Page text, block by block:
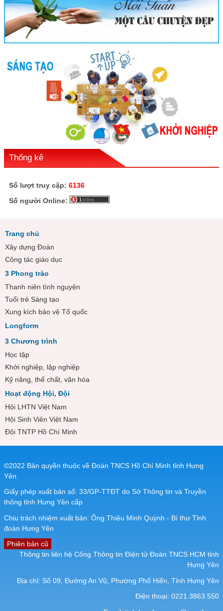
Thống kê
Số lượt truy cập: 6136
Số người Online:
Trang chủ
Xây dựng Đoàn
Công tác giáo dục
3 Phong trào
Thanh niên tình nguyện
Tuổi trẻ Sáng tạo
Xung kích bảo vệ Tổ quốc
Longform
3 Chương trình
Học tập
Khởi nghiệp, lập nghiệp
Kỹ năng, thể chất, văn hóa
Hoạt động Hội, Đội
Hội LHTN Việt Nam
Hội Sinh Viên Việt Nam
Đội TNTP Hồ Chí Minh
©2022 Bản quyền thuộc về Đoàn TNCS Hồ Chí Minh tỉnh Hưng
Yên.
Giấy phép xuất bản số: 33/GP-TTĐT do Sở Thông tin và Truyền
thông tỉnh Hưng Yên cấp
Chịu trách nhiệm xuất bản: Ông Thiệu Minh Quỳnh - Bí thư Tỉnh
đoàn Hưng Yên
Phiên bản cũ
Thông tin liên hệ Cổng Thông tin Điện tử Đoàn TNCS HCM tỉnh
Hưng Yên
Địa chỉ: Số 09, Đường An Vũ, Phường Phố Hiến, Tỉnh Hưng Yên
Điện thoại: 0221.3863.550